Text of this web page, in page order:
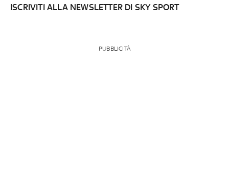
ISCRIVITI ALLA NEWSLETTER DI SKY SPORT
PUBBLICITÀ